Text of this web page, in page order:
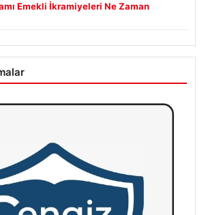
Emekli İkramiyeleri Ne Zaman